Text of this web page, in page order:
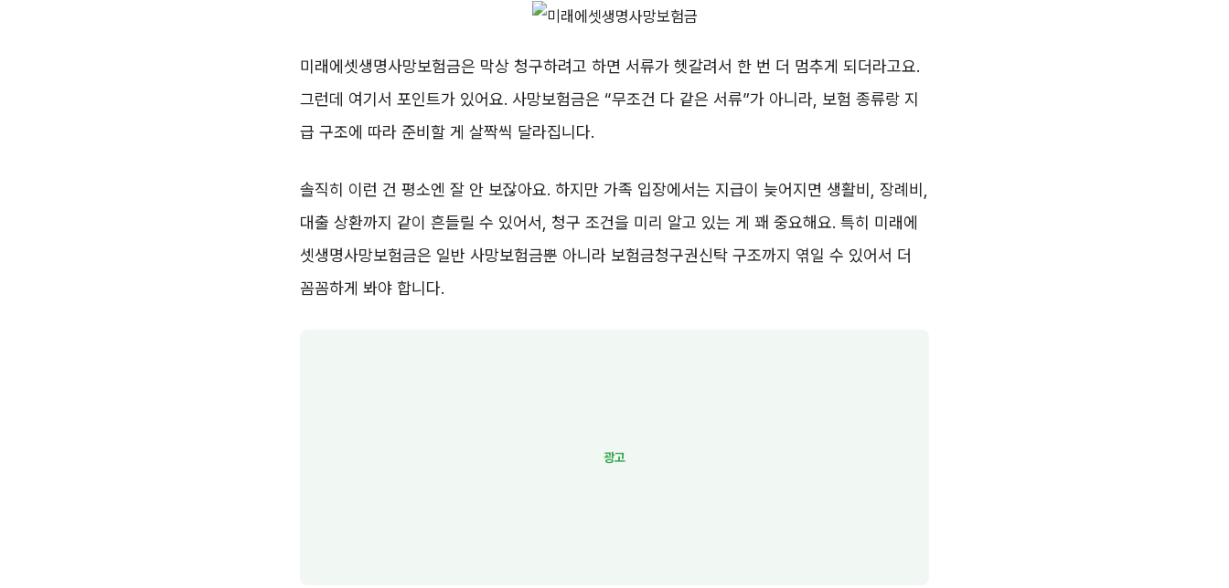
미래에셋생명사망보험금은 막상 청구하려고 하면 서류가 헷갈려서 한 번 더 멈추게 되더라고요.
그런데 여기서 포인트가 있어요. 사망보험금은 “무조건 다 같은 서류”가 아니라, 보험 종류랑 지
급 구조에 따라 준비할 게 살짝씩 달라집니다.
솔직히 이런 건 평소엔 잘 안 보잖아요. 하지만 가족 입장에서는 지급이 늦어지면 생활비, 장례비,
대출 상환까지 같이 흔들릴 수 있어서, 청구 조건을 미리 알고 있는 게 꽤 중요해요. 특히 미래에
셋생명사망보험금은 일반 사망보험금뿐 아니라 보험금청구권신탁 구조까지 엮일 수 있어서 더
꼼꼼하게 봐야 합니다.